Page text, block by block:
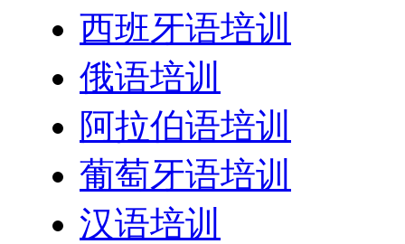
西班牙语培训
俄语培训
阿拉伯语培训
葡萄牙语培训
汉语培训